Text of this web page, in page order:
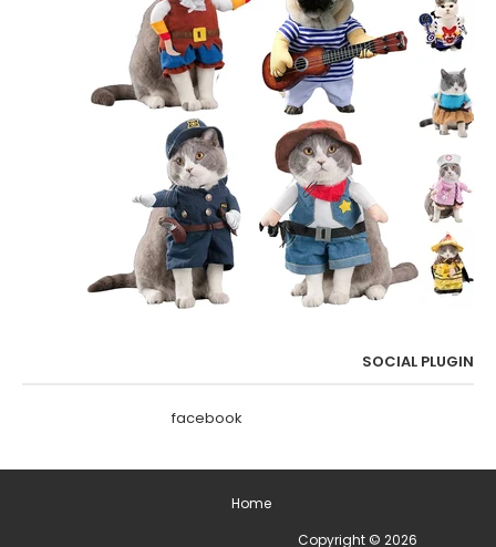
SOCIAL PLUGIN
facebook
Home
Copyright © 2026